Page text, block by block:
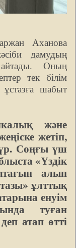
Аханова
дамудың
айтады. Оның
тек білім
шабыт
және
жетіп,
Соңғы үш
«Үздік
алып
ұлттық
енуім
туған
атап өтті